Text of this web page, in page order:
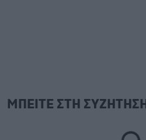
ΜΠΕΙΤΕ ΣΤΗ ΣΥΖΗΤΗΣΗ
Loading...